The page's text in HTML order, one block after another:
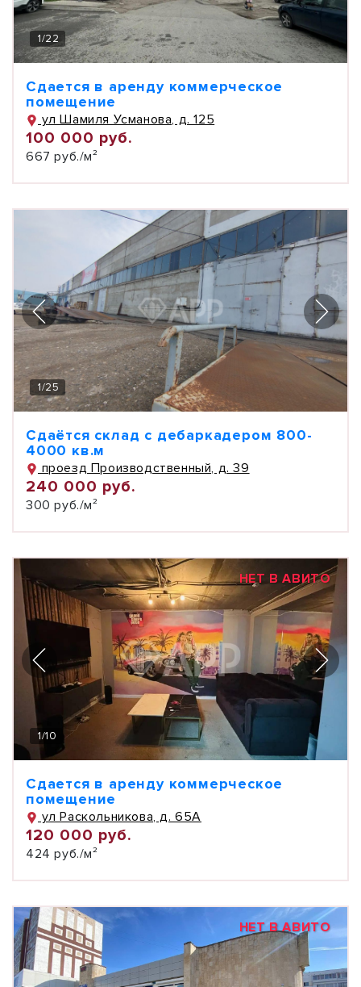
1/22
Сдается в аренду коммерческое
помещение
ул Шамиля Усманова, д. 125
100 000 руб.
667 руб./м²
1/25
Сдаётся склад с дебаркадером 800-
4000 кв.м
проезд Производственный, д. 39
240 000 руб.
300 руб./м²
НЕТ В АВИТО
1/10
Сдается в аренду коммерческое
помещение
ул Раскольникова, д. 65А
120 000 руб.
424 руб./м²
НЕТ В АВИТО